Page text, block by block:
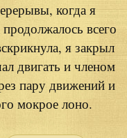
когда я
всего
я закрыл
двигать и членом
пару движений и
мокрое лоно.